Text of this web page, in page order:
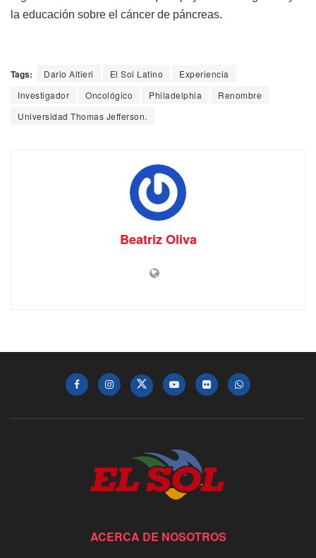
la educación sobre el cáncer de páncreas.
Tags: Dario Altieri El Sol Latino
Experiencia
Investigador
Oncológico Philadelphia
Renombre
Universidad Thomas Jefferson.
Beatriz Oliva
ACERCA DE NOSOTROS